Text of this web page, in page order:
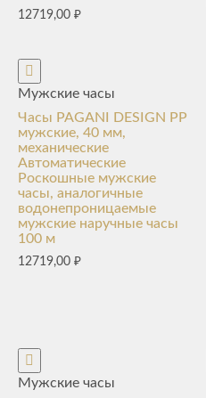
12719,00 ₽
Мужские часы
Часы PAGANI DESIGN PP
мужские, 40 мм,
механические
Автоматические
Роскошные мужские
часы, аналогичные
водонепроницаемые
мужские наручные часы
100 м
12719,00 ₽
Мужские часы